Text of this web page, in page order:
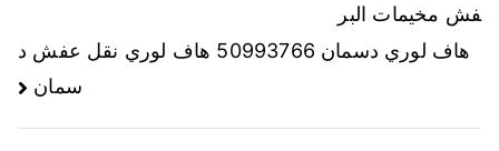
فش مخيمات البر
هاف لوري دسمان 50993766 هاف لوري نقل عفش د
سمان